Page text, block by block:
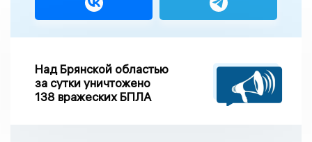
Над Брянской областью
за сутки уничтожено
138 вражеских БПЛА